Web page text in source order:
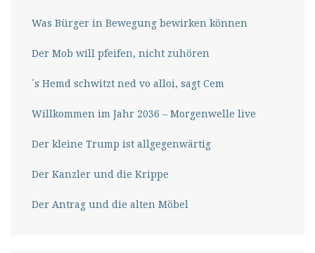
Was Bürger in Bewegung bewirken können
Der Mob will pfeifen, nicht zuhören
´s Hemd schwitzt ned vo alloi, sagt Cem
Willkommen im Jahr 2036 – Morgenwelle live
Der kleine Trump ist allgegenwärtig
Der Kanzler und die Krippe
Der Antrag und die alten Möbel